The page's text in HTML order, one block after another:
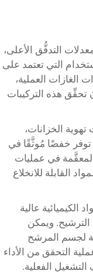
التدفُّق الأعلى،
التي تعتمد على
الغازات العملية،
هذه التركيبات
تهوية الخزانات،
توفر خفضًا مُوثَّقًا في
المعقَّمة في عمليات
القابلة للانخلاع
عالية
الترشيح. ويمكن
لجسم المرشح
التحقق من الأداء
الفعلية.